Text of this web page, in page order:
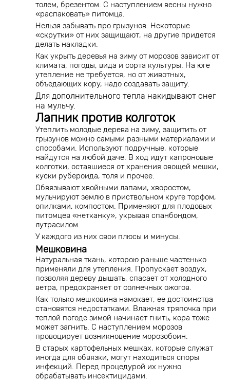
толем, брезентом. С наступлением весны нужно
«распаковать» питомца.
Нельзя забывать про грызунов. Некоторые
«скрутки» от них защищают, на другие придется
делать накладки.
Как укрыть деревья на зиму от морозов зависит от
климата, погоды, вида и сорта культуры. На юге
утепление не требуется, но от животных,
объедающих кору, надо создавать защиту.
Для дополнительного тепла накидывают снег
на мульчу.
Лапник против колготок
Утеплить молодые дерева на зиму, защитить от
грызунов можно самыми разными материалами и
способами. Используют подручные, которые
найдутся на любой даче. В ход идут капроновые
колготки, оставшиеся от хранения овощей мешки,
куски рубероида, толя и прочее.
Обвязывают хвойными лапами, хворостом,
мульчируют землю в приствольном круге торфом,
опилками, компостом. Применяют для плодовых
питомцев «нетканку», укрывая спанбондом,
лутрасилом.
У каждого из них свои плюсы и минусы.
Мешковина
Натуральная ткань, которою раньше частенько
применяли для утепления. Пропускает воздух,
позволяя дереву дышать, спасает от холодного
ветра, предохраняет от солнечных ожогов.
Как только мешковина намокает, ее достоинства
становятся недостатками. Влажная тряпочка при
теплой погоде зимой начинает гнить, кора тоже
может загнить. С наступлением морозов
провоцирует возникновение морозобоин.
В старых картофельных мешках, которые служат
иногда для обвязки, могут находиться споры
инфекций. Перед процедурой их нужно
обрабатывать инсектицидами.